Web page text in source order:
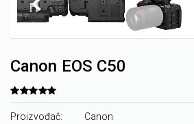
Canon EOS C50
Proizvođač: Canon